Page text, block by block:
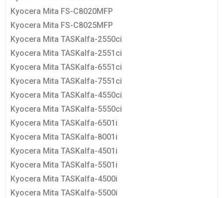
Kyocera Mita FS-C8020MFP
Kyocera Mita FS-C8025MFP
Kyocera Mita TASKalfa-2550ci
Kyocera Mita TASKalfa-2551ci
Kyocera Mita TASKalfa-6551ci
Kyocera Mita TASKalfa-7551ci
Kyocera Mita TASKalfa-4550ci
Kyocera Mita TASKalfa-5550ci
Kyocera Mita TASKalfa-6501i
Kyocera Mita TASKalfa-8001i
Kyocera Mita TASKalfa-4501i
Kyocera Mita TASKalfa-5501i
Kyocera Mita TASKalfa-4500i
Kyocera Mita TASKalfa-5500i